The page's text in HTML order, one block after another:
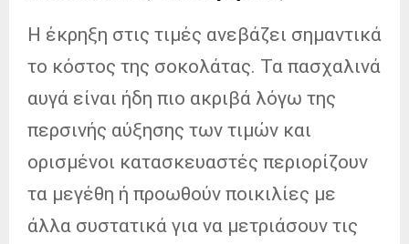
Η έκρηξη στις τιμές ανεβάζει σημαντικά
το κόστος της σοκολάτας. Τα πασχαλινά
αυγά είναι ήδη πιο ακριβά λόγω της
περσινής αύξησης των τιμών και
ορισμένοι κατασκευαστές περιορίζουν
τα μεγέθη ή προωθούν ποικιλίες με
άλλα συστατικά για να μετριάσουν τις